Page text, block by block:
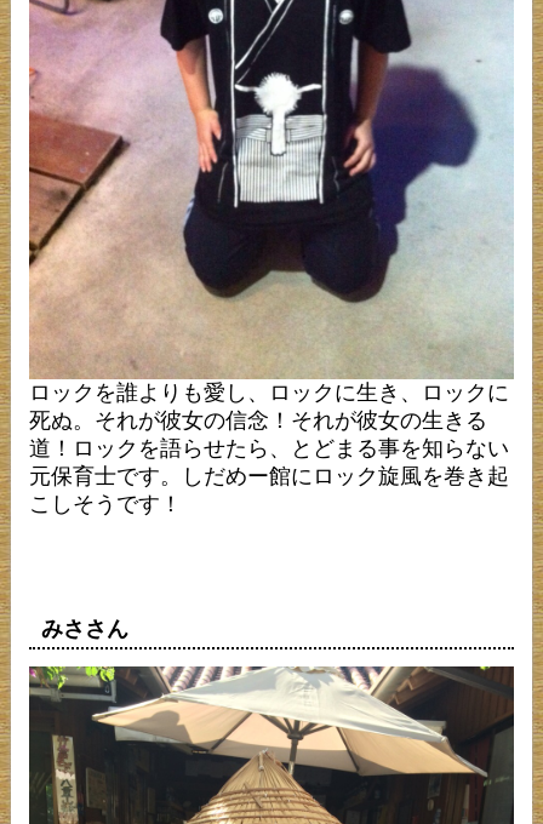
ロックを誰よりも愛し、ロックに生き、ロックに
死ぬ。それが彼女の信念！それが彼女の生きる
道！ロックを語らせたら、とどまる事を知らない
元保育士です。しだめー館にロック旋風を巻き起
こしそうです！
みささん